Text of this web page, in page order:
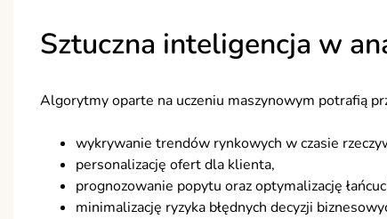
Sztuczna inteligencja w
Algorytmy oparte na uczeniu maszynowym potrafią
wykrywanie trendów rynkowych w czasie
personalizację ofert dla klienta,
prognozowanie popytu oraz optymalizację
minimalizację ryzyka błędnych decyzji